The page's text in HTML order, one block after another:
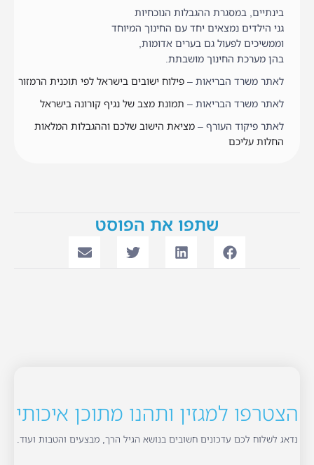
בינתיים, במסגרת ההגבלות הנוכחיות
גני הילדים נמצאים יחד עם החינוך המיוחד
וממשיכים לפעול גם בערים אדומות,
בהן מערכת החינוך מושבתת.
לאתר משרד הבריאות – פילוח ישובים בישראל לפי תוכנית הרמזור
לאתר משרד הבריאות – תמונת מצב של נגיף קורונה בישראל
לאתר פיקוד העורף – מציאת הישוב שלכם וההגבלות המלאות
החלות עליכם
שתפו את הפוסט
הצטרפו למגזין ותהנו מתוכן איכותי
נדאג לשלוח לכם עדכונים חשובים בנושא הגיל הרך, מבצעים והטבות ועוד.